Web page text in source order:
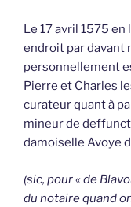
Le 17 avril 1575
endroit par davant
personnellement
Pierre et Charles
curateur quant à
mineur de
damoiselle Avoye
(sic, pour « de
du notaire quand